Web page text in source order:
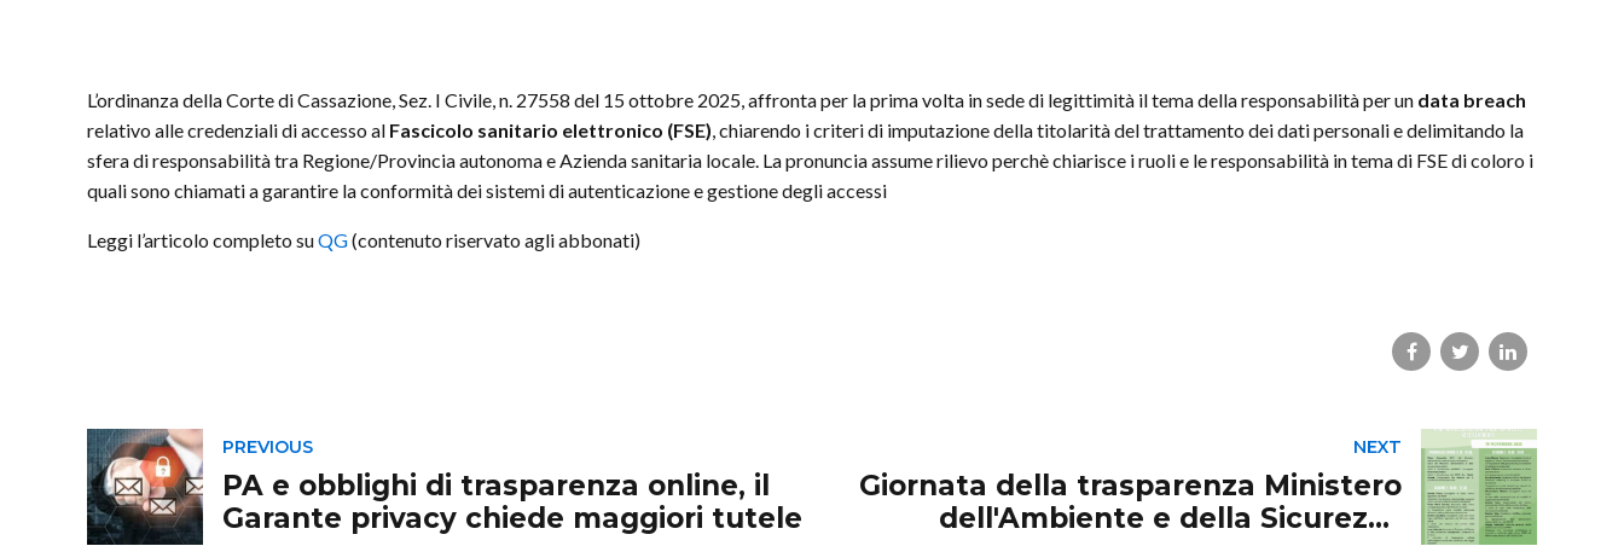
L’ordinanza della Corte di Cassazione, Sez. I Civile, n. 27558 del 15 ottobre 2025, affronta per la prima volta in sede di legittimità il tema della responsabilità per un data breach
relativo alle credenziali di accesso al Fascicolo sanitario elettronico (FSE) , chiarendo i criteri di imputazione della titolarità del trattamento dei dati personali e delimitando la
sfera di responsabilità tra Regione/Provincia autonoma e Azienda sanitaria locale. La pronuncia assume rilievo perchè chiarisce i ruoli e le responsabilità in tema di FSE di coloro i
quali sono chiamati a garantire la conformità dei sistemi di autenticazione e gestione degli accessi
Leggi l’articolo completo suQG(contenuto riservato agli abbonati)
PREVIOUS
PA e obblighi di trasparenza online, il
Garante privacy chiede maggiori tutele
NEXT
Giornata della trasparenza Ministero
dell'Ambiente e della Sicurezza